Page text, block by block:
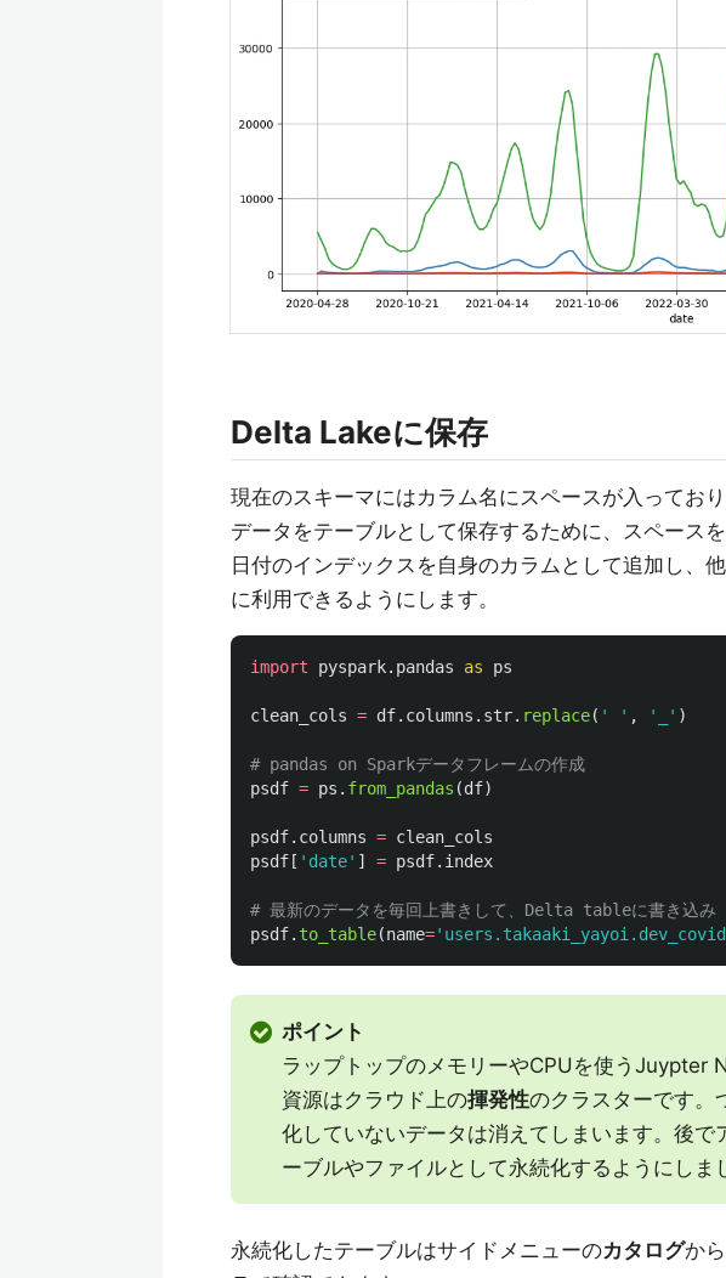
Delta Lakeに保存
現在のスキーマにはカラム名にスペースが入ってお
データをテーブルとして保存するために、スペース
日付のインデックスを自身のカラムとして追加し、
に利用できるようにします。
import pyspark.pandas as ps
clean_cols = df. columns . str. replace( ' ' , ' ' )
psdf = ps . from_pandas (df)
psdf. columns = clean_cols
psdf [ ' date' ] = psdf. index
psdf. to_table(name='
ポイント
ラップトップのメモリーやCPUを使う
資源はクラウド上の揮発性のクラスターです。
化していないデータは消えてしまいます。後
ーブルやファイルとして永続化するようにしま
永続化したテーブルはサイドメニューのカタログか